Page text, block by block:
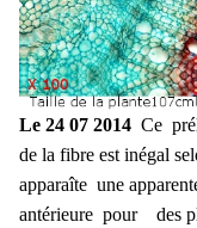
Le 24 07 2014 Ce
de la fibre est inégal
apparaîte une
antérieure pour des